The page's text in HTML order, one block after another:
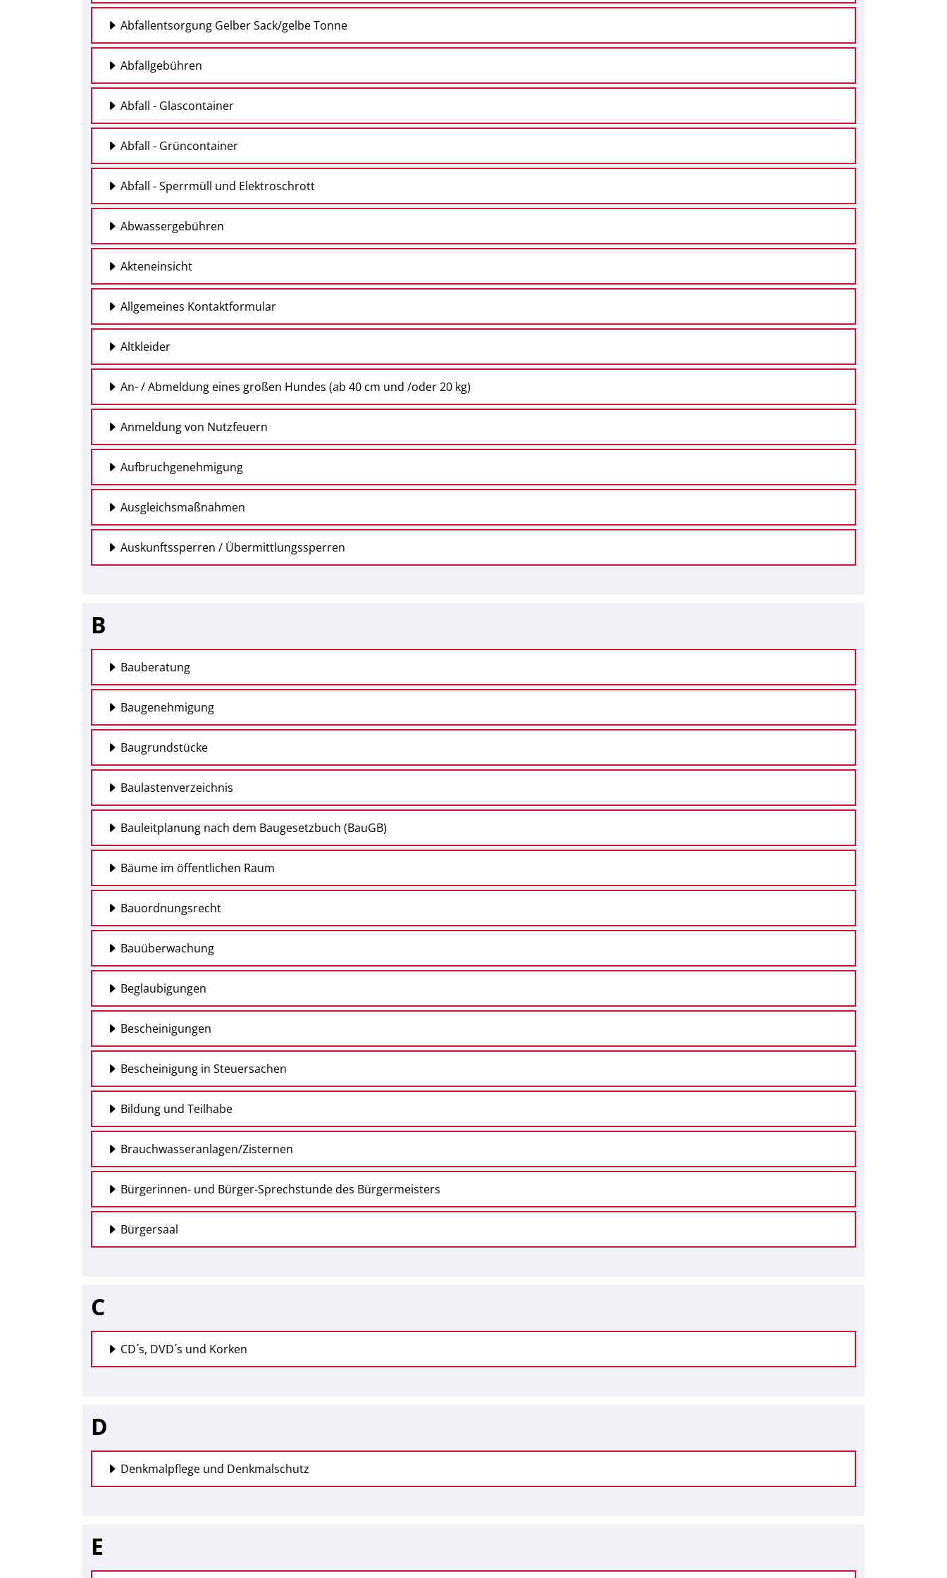
Abfallentsorgung Gelber Sack/gelbe Tonne
Abfallgebühren
Abfall - Glascontainer
Abfall - Grüncontainer
Abfall - Sperrmüll und Elektroschrott
Abwassergebühren
Akteneinsicht
Allgemeines Kontaktformular
Altkleider
An- / Abmeldung eines großen Hundes (ab 40 cm und /oder 20 kg)
Anmeldung von Nutzfeuern
Aufbruchgenehmigung
Ausgleichsmaßnahmen
Auskunftssperren / Übermittlungssperren
B
Bauberatung
Baugenehmigung
Baugrundstücke
Baulastenverzeichnis
Bauleitplanung nach dem Baugesetzbuch (BauGB)
Bäume im öffentlichen Raum
Bauordnungsrecht
Bauüberwachung
Beglaubigungen
Bescheinigungen
Bescheinigung in Steuersachen
Bildung und Teilhabe
Brauchwasseranlagen/Zisternen
Bürgerinnen- und Bürger-Sprechstunde des Bürgermeisters
Bürgersaal
C
CD´s, DVD´s und Korken
D
Denkmalpflege und Denkmalschutz
E